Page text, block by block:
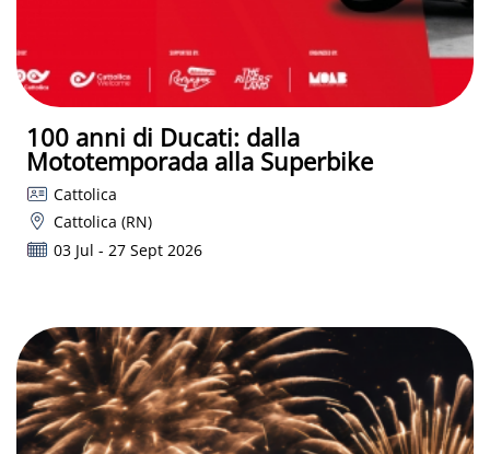
100 anni di Ducati: dalla
Mototemporada alla Superbike
Cattolica
Cattolica (RN)
03 Jul - 27 Sept 2026